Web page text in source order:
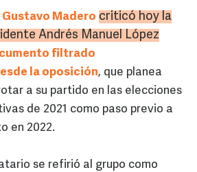
Gustavo Madero criticó hoy la
Andrés Manuel López
filtrado
la oposición, que planea
a su partido en las elecciones
de 2021 como paso previo a
en 2022.
se refirió al grupo como